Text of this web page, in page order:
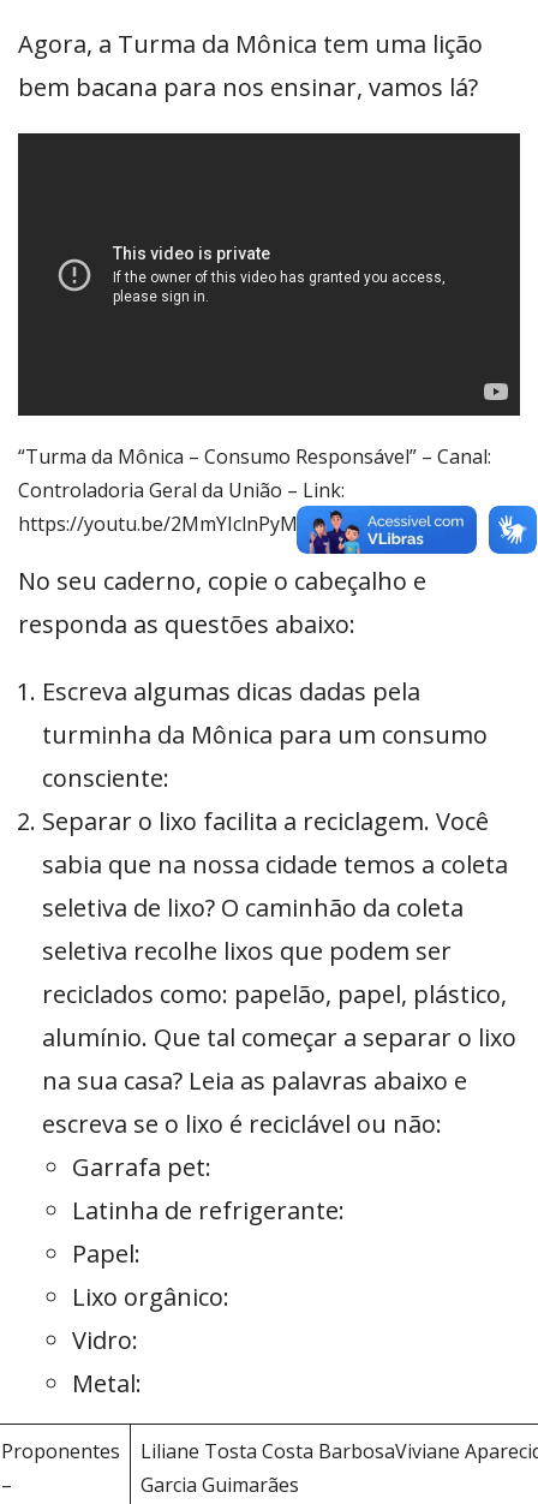
Agora, a Turma da Mônica tem uma lição
bem bacana para nos ensinar, vamos lá?
“Turma da Mônica – Consumo Responsável” – Canal:
Controladoria Geral da União – Link:
https://youtu.be/2MmYIclnPyM
No seu caderno, copie o cabeçalho e
responda as questões abaixo:
Escreva algumas dicas dadas pela
turminha da Mônica para um consumo
consciente:
Separar o lixo facilita a reciclagem. Você
sabia que na nossa cidade temos a coleta
seletiva de lixo? O caminhão da coleta
seletiva recolhe lixos que podem ser
reciclados como: papelão, papel, plástico,
alumínio. Que tal começar a separar o lixo
na sua casa? Leia as palavras abaixo e
escreva se o lixo é reciclável ou não:
Garrafa pet:
Latinha de refrigerante:
Papel:
Lixo orgânico:
Vidro:
Metal:
Proponentes
–
Liliane Tosta Costa BarbosaViviane
Garcia Guimarães